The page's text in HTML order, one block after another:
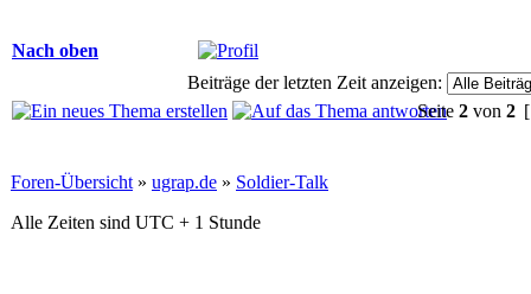
Nach oben
Beiträge der letzten Zeit anzeigen:
Seite 2 von 2
Foren-Übersicht » ugrap.de » Soldier-Talk
Alle Zeiten sind UTC + 1 Stunde